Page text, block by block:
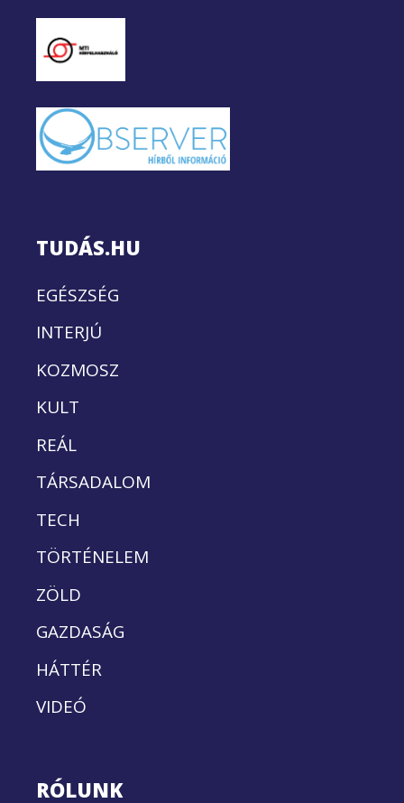
TUDÁS.HU
EGÉSZSÉG
INTERJÚ
KOZMOSZ
KULT
REÁL
TÁRSADALOM
TECH
TÖRTÉNELEM
ZÖLD
GAZDASÁG
HÁTTÉR
VIDEÓ
RÓLUNK